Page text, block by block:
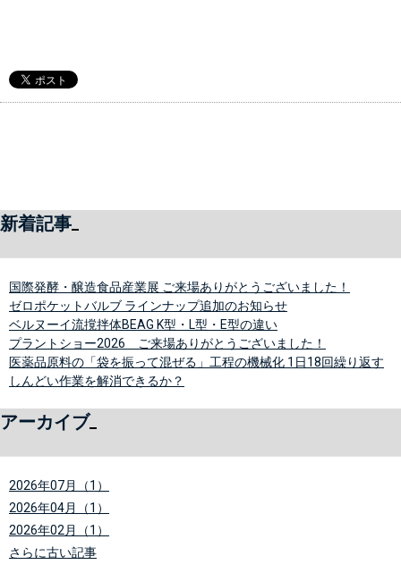
新着記事
国際発酵・醸造食品産業展 ご来場ありがとうございました！
ゼロポケットバルブ ラインナップ追加のお知らせ
ベルヌーイ流撹拌体BEAG K型・L型・E型の違い
プラントショー2026 ご来場ありがとうございました！
医薬品原料の「袋を振って混ぜる」工程の機械化 1日18回繰り返す
しんどい作業を解消できるか？
アーカイブ
2026年07月（1）
2026年04月（1）
2026年02月（1）
さらに古い記事